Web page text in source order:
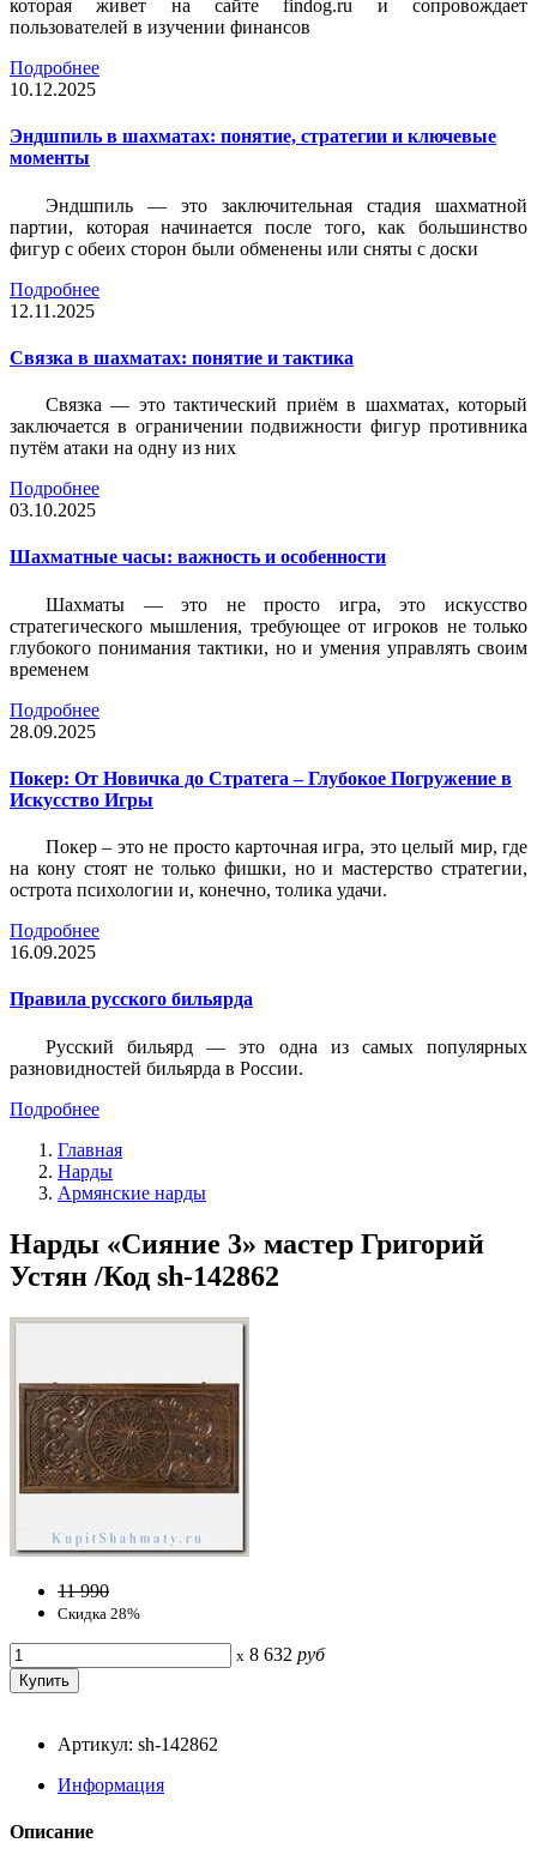
которая живет на сайте findog.ru и сопровождает
пользователей в изучении финансов
Подробнее
10.12.2025
Эндшпиль в шахматах: понятие, стратегии и ключевые
моменты
Эндшпиль — это заключительная стадия шахматной
партии, которая начинается после того, как большинство
фигур с обеих сторон были обменены или сняты с доски
Подробнее
12.11.2025
Связка в шахматах: понятие и тактика
Связка — это тактический приём в шахматах, который
заключается в ограничении подвижности фигур противника
путём атаки на одну из них
Подробнее
03.10.2025
Шахматные часы: важность и особенности
Шахматы — это не просто игра, это искусство
стратегического мышления, требующее от игроков не только
глубокого понимания тактики, но и умения управлять своим
временем
Подробнее
28.09.2025
Покер: От Новичка до Стратега – Глубокое Погружение в
Искусство Игры
Покер – это не просто карточная игра, это целый мир, где
на кону стоят не только фишки, но и мастерство стратегии,
острота психологии и, конечно, толика удачи.
Подробнее
16.09.2025
Правила русского бильярда
Русский бильярд — это одна из самых популярных
разновидностей бильярда в России.
Подробнее
Главная
Нарды
Армянские нарды
Нарды «Сияние 3» мастер Григорий
Устян /Код sh-142862
11 990
Скидка 28%
x 8 632 руб
Артикул: sh-142862
Информация
Описание